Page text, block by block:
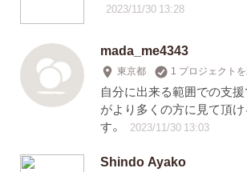
2023/11/30 13:28
mada_me4343
東京都 1 プロジェクト
自分に出来る範囲での支援
がより多くの方に見て頂
す。
2023/11/30 13:03
Shindo Ayako